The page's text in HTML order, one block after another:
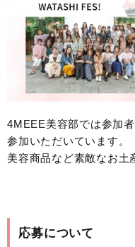
4MEEE美容部では参加
参加いただいています。
美容商品など素敵なお土
応募について